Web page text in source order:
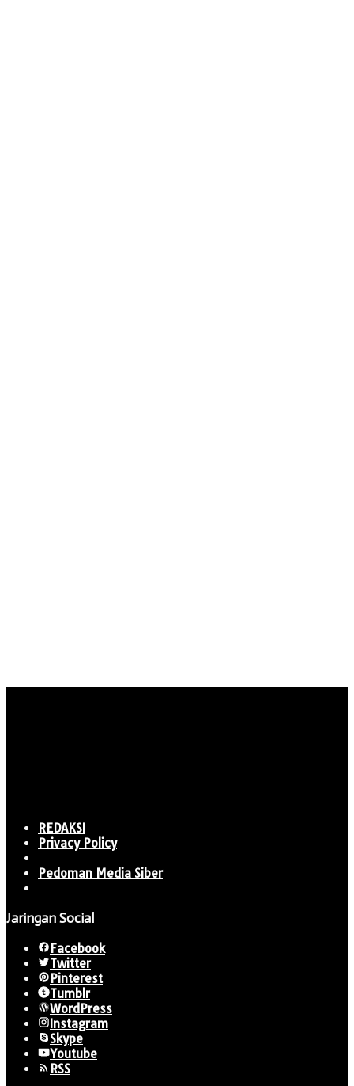
REDAKSI
Privacy Policy
Pedoman Media Siber
Jaringan Social
Facebook
Twitter
Pinterest
Tumblr
WordPress
Instagram
Skype
Youtube
RSS